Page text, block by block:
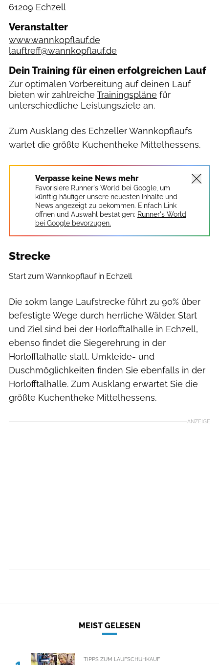
61209 Echzell
Veranstalter
www.wannkopflauf.de
lauftreff@wannkopflauf.de
Dein Training für einen erfolgreichen Lauf
Zur optimalen Vorbereitung auf deinen Lauf
bieten wir zahlreiche Trainingspläne für
unterschiedliche Leistungsziele an.
Zum Ausklang des Echzeller Wannkopflaufs
wartet die größte Kuchentheke Mittelhessens.
Verpasse keine News mehr
Favorisiere Runner's World bei Google, um
künftig häufiger unsere neuesten Inhalte und
News angezeigt zu bekommen. Einfach Link
öffnen und Auswahl bestätigen: Runner's World
bei Google bevorzugen.
Strecke
Start zum Wannkopflauf in Echzell
Die 10km lange Laufstrecke führt zu 90% über
befestigte Wege durch herrliche Wälder. Start
und Ziel sind bei der Horlofftalhalle in Echzell,
ebenso findet die Siegerehrung in der
Horlofftalhalle statt. Umkleide- und
Duschmöglichkeiten finden Sie ebenfalls in der
Horlofftalhalle. Zum Ausklang erwartet Sie die
größte Kuchentheke Mittelhessens.
ANZEIGE
MEIST GELESEN
TIPPS ZUM LAUFSCHUHKAUF